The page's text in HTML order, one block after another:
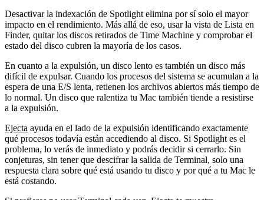
Desactivar la indexación de Spotlight elimina por sí solo el mayor
impacto en el rendimiento. Más allá de eso, usar la vista de Lista en
Finder, quitar los discos retirados de Time Machine y comprobar el
estado del disco cubren la mayoría de los casos.
En cuanto a la expulsión, un disco lento es también un disco más
difícil de expulsar. Cuando los procesos del sistema se acumulan a la
espera de una E/S lenta, retienen los archivos abiertos más tiempo de
lo normal. Un disco que ralentiza tu Mac también tiende a resistirse
a la expulsión.
Ejecta ayuda en el lado de la expulsión identificando exactamente
qué procesos todavía están accediendo al disco. Si Spotlight es el
problema, lo verás de inmediato y podrás decidir si cerrarlo. Sin
conjeturas, sin tener que descifrar la salida de Terminal, solo una
respuesta clara sobre qué está usando tu disco y por qué a tu Mac le
está costando.